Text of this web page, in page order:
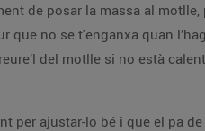
de posar la massa al motlle,
no se t'enganxa quan
del motlle si no està
per ajustar-lo bé i que el pa